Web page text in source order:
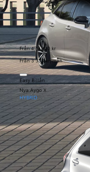
Från 479 900 kr
Från 3 333 kr/mån
Easy Billån
Nya Aygo X
HYBRID